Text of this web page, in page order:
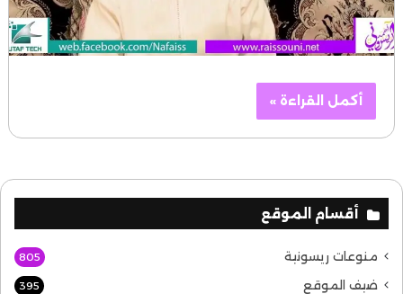
أكمل القراءة »
أقسام الموقع
منوعات ريسونية 805
ضيف الموقع 395